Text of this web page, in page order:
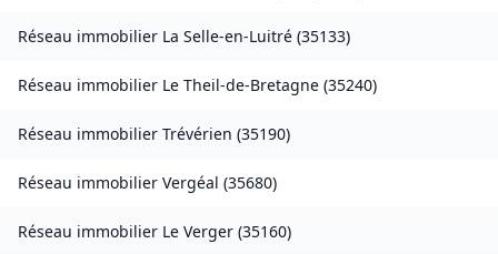
Réseau immobilier La Selle-en-Luitré (35133)
Réseau immobilier Le Theil-de-Bretagne (35240)
Réseau immobilier Trévérien (35190)
Réseau immobilier Vergéal (35680)
Réseau immobilier Le Verger (35160)